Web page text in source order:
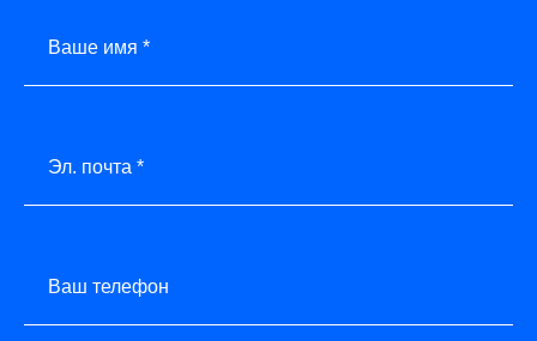
Ваше имя *
Эл. почта *
Ваш телефон